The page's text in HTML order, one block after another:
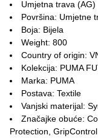
Umjetna trava (AG)
Površina: Umjetne
Boja: Bijela
Weight: 800
Country of origin:
Kolekcija: PUMA
Marka: PUMA
Postava: Textile
Vanjski materijal:
Značajke obuće:
Protection,